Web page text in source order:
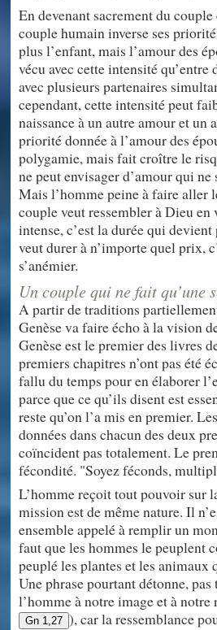
En devenant sacrement du
couple humain inverse ses
plus l’enfant, mais l’amour des
vécu avec cette intensité qu’entre
avec plusieurs partenaires
cependant, cette intensité peut
naissance à un autre amour et un
priorité donnée à l’amour des
polygamie, mais fait croître le
ne peut envisager d’amour qui
Mais l’homme peine à faire aller
couple veut ressembler à Dieu
intense, c’est la durée qui
veut durer à n’importe quel prix,
s’anémier.
Un couple qui ne fait qu’une
A partir de traditions
Genèse va faire écho à la vision
Genèse est le premier des livres
premiers chapitres n’ont pas été
fallu du temps pour en élaborer
parce que ce qu’ils disent est
reste qu’on l’a mis en premier.
données dans chacun des deux
coïncident pas totalement. Le
fécondité. "Soyez féconds,
L’homme reçoit tout pouvoir sur
mission est de même nature. Il
ensemble appelé à remplir un
faut que les hommes le peuplent
peuplé les plantes et les animaux
Une phrase pourtant détonne,
l’homme à notre image et à notre
Gn 1,27 ), car la ressemblance